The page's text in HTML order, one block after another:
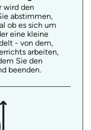
wird den
abstimmen,
ob es sich um
eine kleine
- von dem,
arbeiten,
Sie den
beenden.